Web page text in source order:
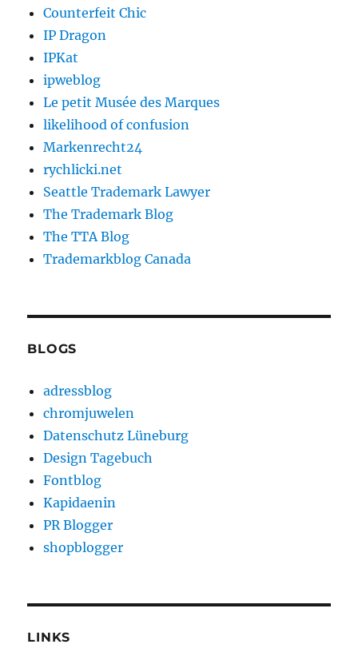
Counterfeit Chic
IP Dragon
IPKat
ipweblog
Le petit Musée des Marques
likelihood of confusion
Markenrecht24
rychlicki.net
Seattle Trademark Lawyer
The Trademark Blog
The TTA Blog
Trademarkblog Canada
BLOGS
adressblog
chromjuwelen
Datenschutz Lüneburg
Design Tagebuch
Fontblog
Kapidaenin
PR Blogger
shopblogger
LINKS